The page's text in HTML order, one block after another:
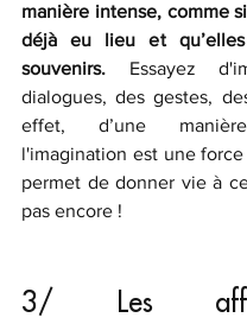
manière intense, comme
déjà eu lieu et
souvenirs. Essayez
dialogues, des gestes,
effet, d’une
l'imagination est une
permet de donner vie à
pas encore !
3/ Les